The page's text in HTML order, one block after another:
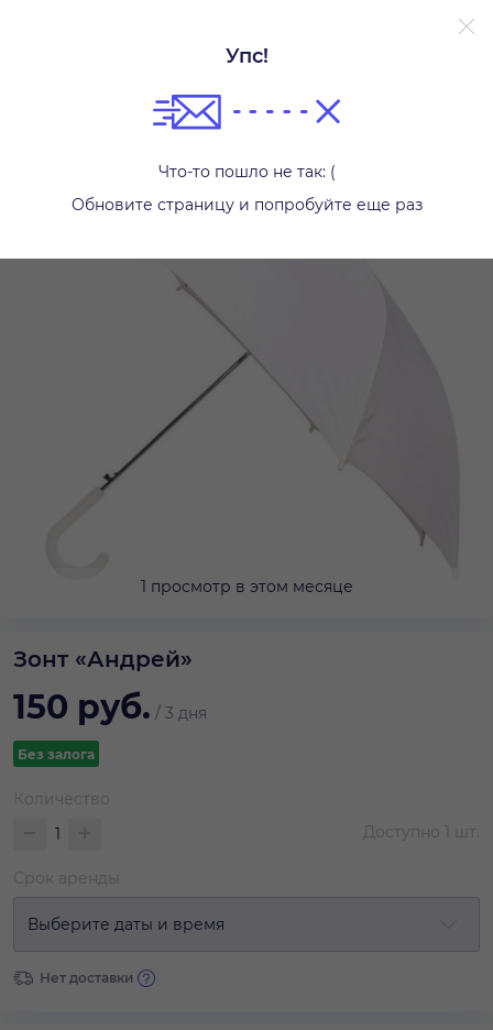
Упс!
Что-то пошло не так: (
Обновите страницу и попробуйте еще раз
1 просмотр в этом месяце
Зонт «Андрей»
150 руб. / 3 дня
Без залога
Количество
Доступно 1 шт.
Срок аренды
Выберите даты и время
Нет доставки